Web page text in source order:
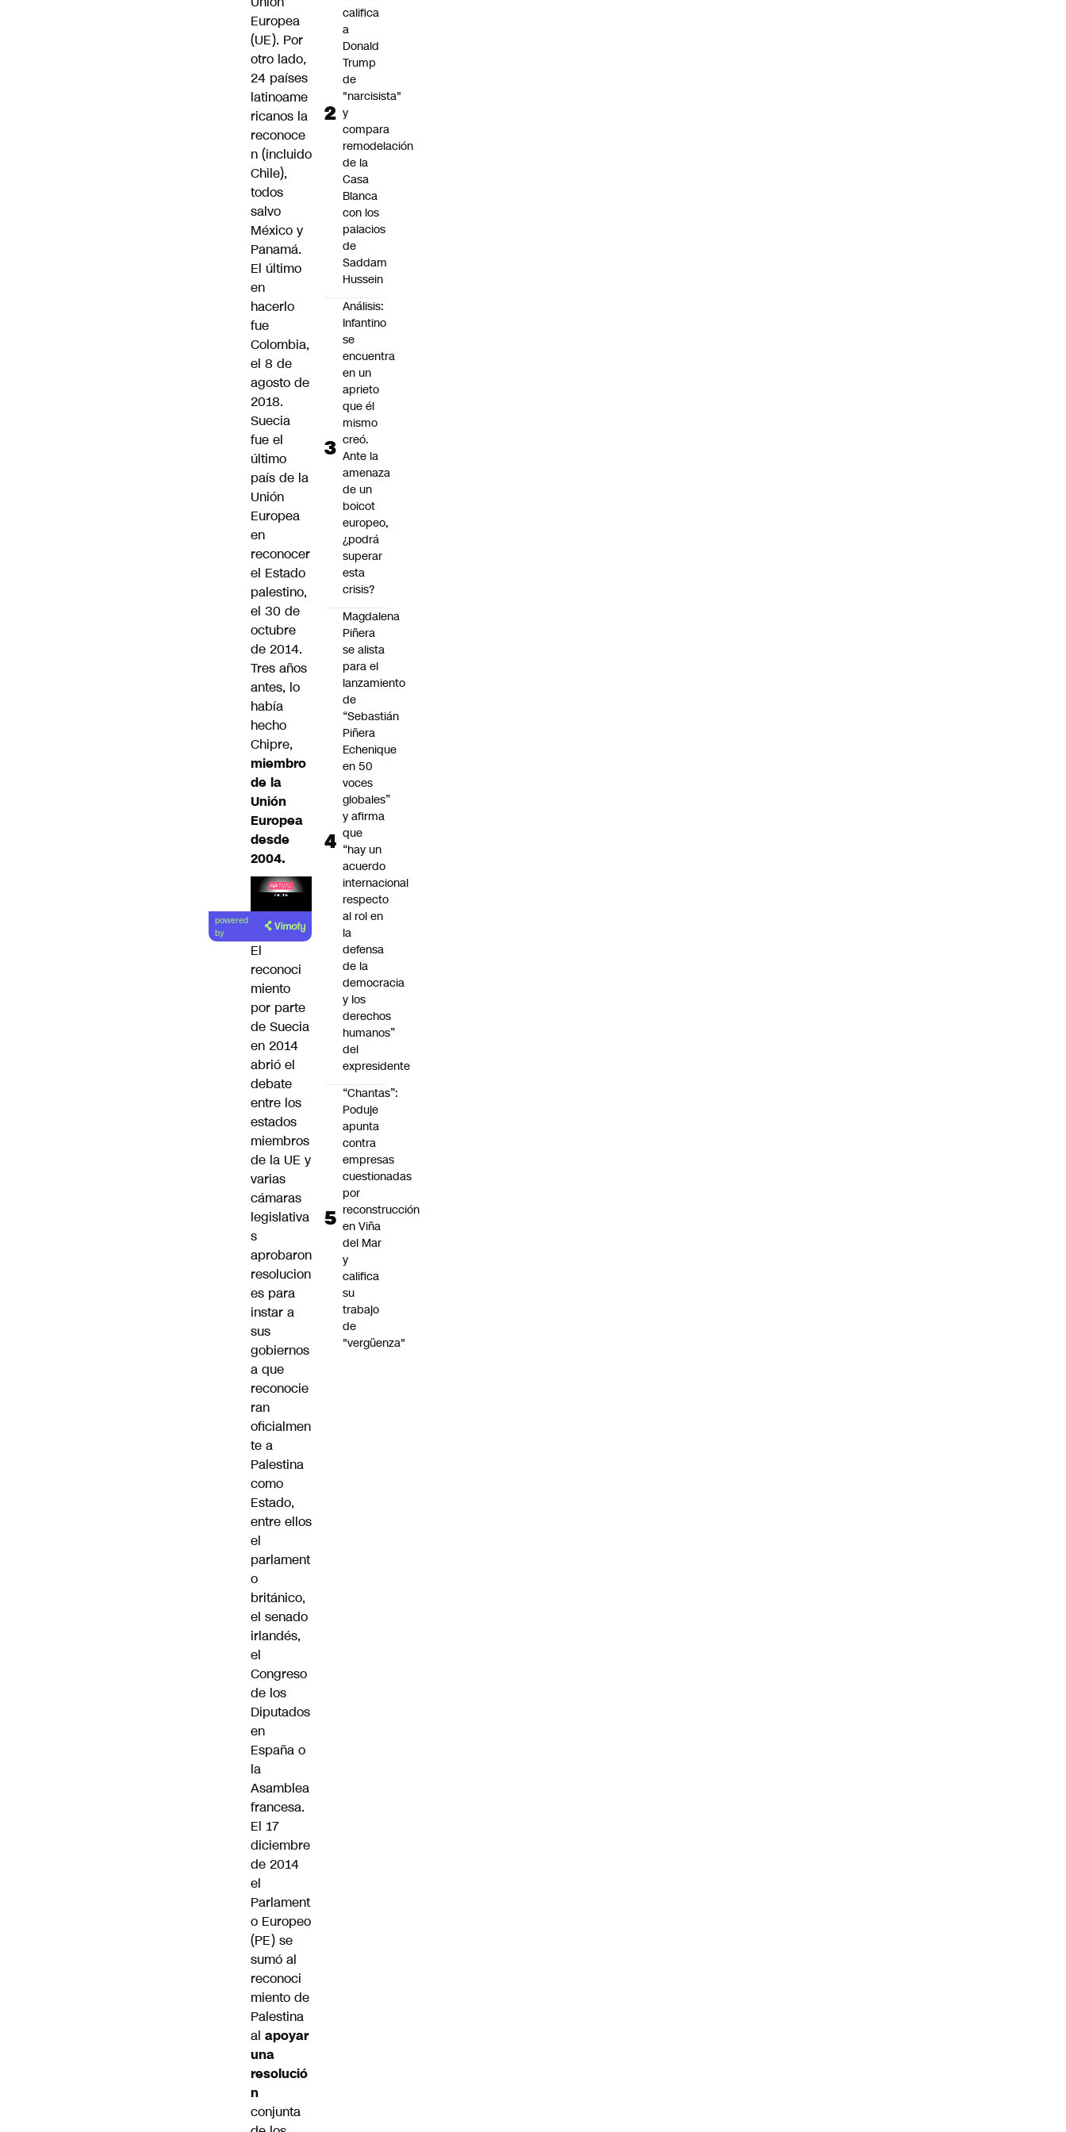
Europea
(UE). Por
otro lado,
24 países
latinoame
ricanos la
reconoce
n (incluido
Chile),
todos
salvo
México y
Panamá.
El último
en
hacerlo
fue
Colombia,
el 8 de
agosto de
2018.
Suecia
fue el
último
país de la
Unión
Europea
en
reconocer
el Estado
palestino,
el 30 de
octubre
de 2014.
Tres años
antes, lo
había
hecho
Chipre,
miembro
de la
Unión
Europea
desde
2004.
Lea el
artículo
powered
by
El
reconoci
miento
por parte
de Suecia
en 2014
abrió el
debate
entre los
estados
miembros
de la UE y
varias
cámaras
legislativa
s
aprobaron
resolucion
es para
instar a
sus
gobiernos
a que
reconocie
ran
oficialmen
te a
Palestina
como
Estado,
entre ellos
el
parlament
o
británico,
el senado
irlandés,
el
Congreso
de los
Diputados
en
España o
la
Asamblea
francesa.
El 17
diciembre
de 2014
el
Parlament
o Europeo
(PE) se
sumó al
reconoci
miento de
Palestina
al apoyar
una
resolució
n
conjunta
califica
a
Donald
Trump
de
"narcisista"
y
compara
remodelación
de la
Casa
Blanca
con los
palacios
de
Saddam
Hussein
Análisis:
Infantino
se
encuentra
en un
aprieto
que él
mismo
creó.
Ante la
amenaza
de un
boicot
europeo,
¿podrá
superar
esta
crisis?
Magdalena
Piñera
se alista
para el
lanzamiento
de
“Sebastián
Piñera
Echenique
en 50
voces
globales”
y afirma
que
“hay un
acuerdo
internacional
respecto
al rol en
la
defensa
de la
democracia
y los
derechos
humanos”
del
expresidente
“Chantas”:
Poduje
apunta
contra
empresas
cuestionadas
por
reconstrucción
en Viña
del Mar
y
califica
su
trabajo
de
"vergüenza"